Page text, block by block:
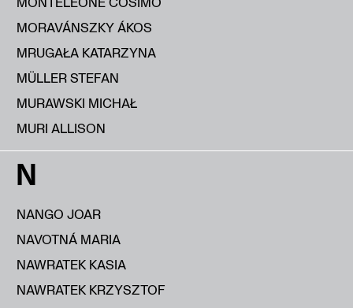
MORAVÁNSZKY ÁKOS
MRUGAŁA KATARZYNA
MÜLLER STEFAN
MURAWSKI MICHAŁ
MURI ALLISON
N
NANGO JOAR
NAVOTNÁ MARIA
NAWRATEK KASIA
NAWRATEK KRZYSZTOF